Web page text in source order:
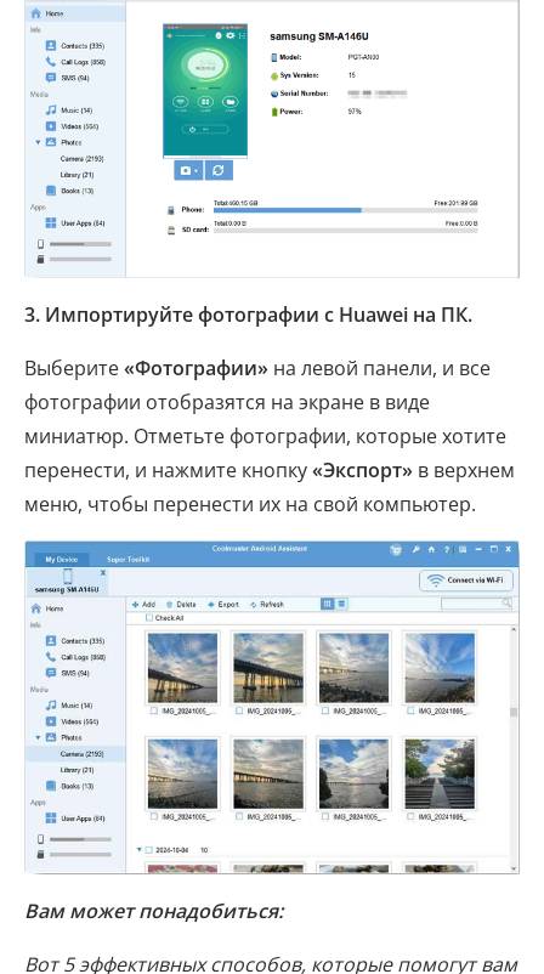
3. Импортируйте фотографии с Huawei на ПК.
Выберите«Фотографии» на левой панели, и все
фотографии отобразятся на экране в виде
миниатюр. Отметьте фотографии, которые хотите
перенести, и нажмите кнопку«Экспорт» в верхнем
меню, чтобы перенести их на свой компьютер.
Вам может понадобиться:
Вот 5 эффективных способов, которые помогут вам